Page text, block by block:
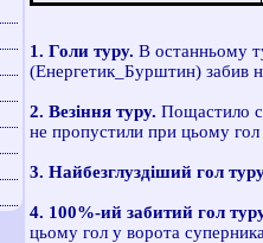
1. Голи туру. В останньому
(Енергетик_Бурштин) забив
2. Везіння туру. Пощастило
не пропустили при цьому гол
3. Найбезглуздіший гол
4. 100%-ий забитий гол
цьому гол у ворота суперника